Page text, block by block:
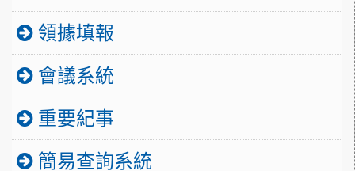
領據填報
會議系統
重要紀事
簡易查詢系統